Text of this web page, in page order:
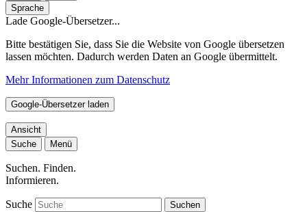
Sprache
Lade Google-Übersetzer...
Bitte bestätigen Sie, dass Sie die Website von Google übersetzen
lassen möchten. Dadurch werden Daten an Google übermittelt.
Mehr Informationen zum Datenschutz
Google-Übersetzer laden
Ansicht
Suche
Menü
Suchen. Finden.
Informieren.
Suche Suchen